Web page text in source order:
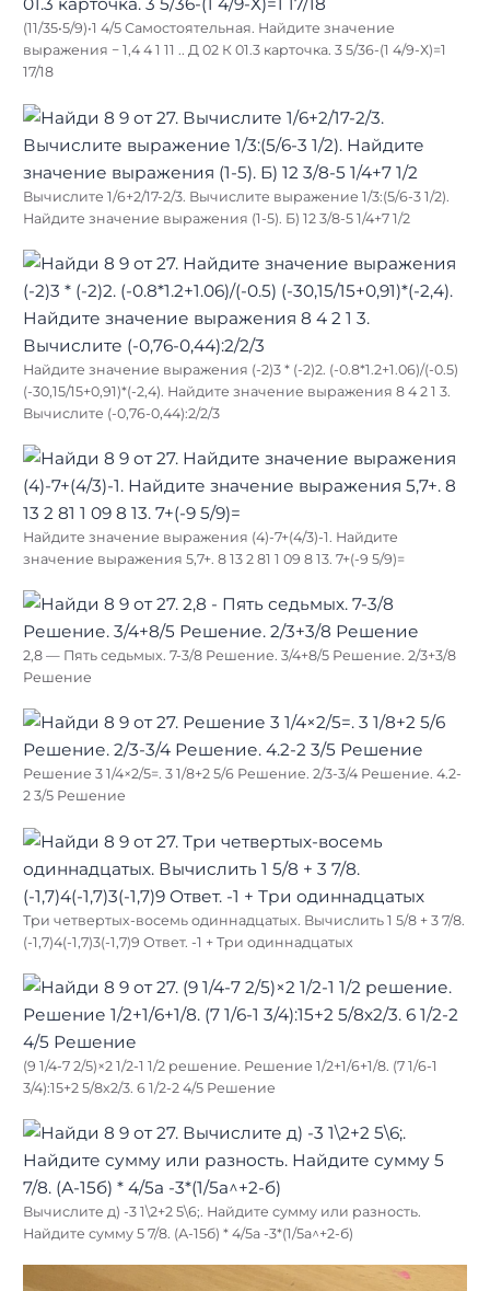
(11/35•5/9)•1 4/5 Самостоятельная. Найдите значение
выражения − 1,4 4 1 11 .. Д 02 К 01.3 карточка. 3 5/36-(1 4/9-Х)=1
17/18
Вычислите 1/6+2/17-2/3. Вычислите выражение 1/3:(5/6-3 1/2).
Найдите значение выражения (1-5). Б) 12 3/8-5 1/4+7 1/2
Найдите значение выражения (-2)3 * (-2)2. (-0.8*1.2+1.06)/(-0.5)
(-30,15/15+0,91)*(-2,4). Найдите значение выражения 8 4 2 1 3.
Вычислите (-0,76-0,44):2/2/3
Найдите значение выражения (4)-7+(4/3)-1. Найдите
значение выражения 5,7+. 8 13 2 81 1 09 8 13. 7+(-9 5/9)=
2,8 — Пять седьмых. 7-3/8 Решение. 3/4+8/5 Решение. 2/3+3/8
Решение
Решение 3 1/4×2/5=. 3 1/8+2 5/6 Решение. 2/3-3/4 Решение. 4.2-
2 3/5 Решение
Три четвертых-восемь одиннадцатых. Вычислить 1 5/8 + 3 7/8.
(-1,7)4(-1,7)3(-1,7)9 Ответ. -1 + Три одиннадцатых
(9 1/4-7 2/5)×2 1/2-1 1/2 решение. Решение 1/2+1/6+1/8. (7 1/6-1
3/4):15+2 5/8х2/3. 6 1/2-2 4/5 Решение
Вычислите д) -3 1\2+2 5\6;. Найдите сумму или разность.
Найдите сумму 5 7/8. (А-15б) * 4/5а -3*(1/5а^+2-б)